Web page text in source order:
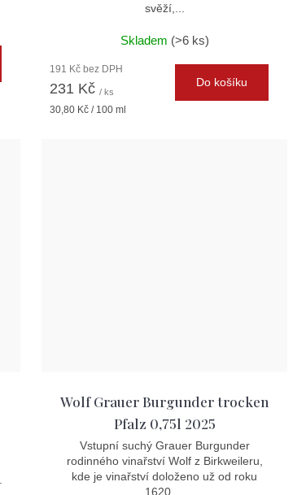
svěží,...
Skladem (>6 ks)
191 Kč bez DPH
231 Kč / ks
Měrná
30,80 Kč / 100 ml
Do košíku
Wolf Grauer Burgunder trocken
Pfalz 0,75l 2025
Vstupní suchý Grauer Burgunder
rodinného vinařství Wolf z Birkweileru,
kde je vinařství doloženo už od roku
1620....